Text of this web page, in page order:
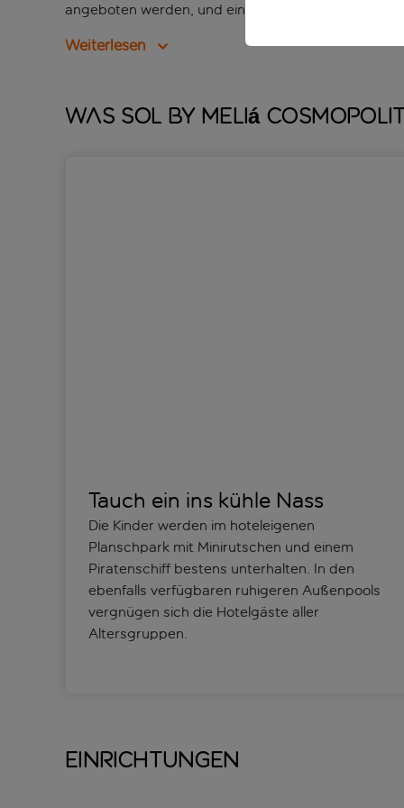
angeboten werden, und einen Fitnessraum für
Weiterlesen
Was Sol By Meliá
Tauch ein ins kühle Nass
Die Kinder werden im hoteleigenen
Planschpark mit Minirutschen und einem
Piratenschiff bestens unterhalten. In den
ebenfalls verfügbaren ruhigeren Außenpools
vergnügen sich die Hotelgäste aller
Altersgruppen.
Einrichtungen